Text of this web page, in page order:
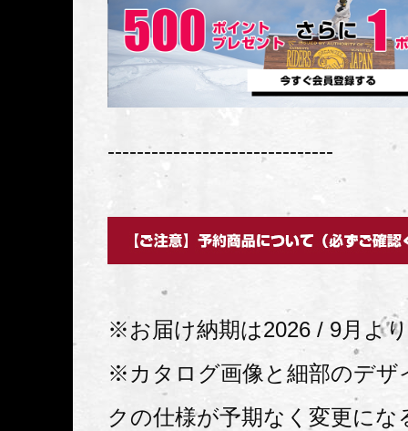
-------------------------------
※お届け納期は2026 / 9月よ
※カタログ画像と細部のデザ
クの仕様が予期なく変更にな